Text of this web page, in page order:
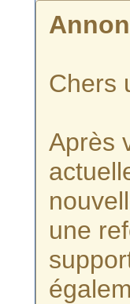
Chers
Après
une